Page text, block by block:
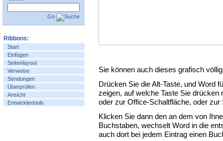
Sie können auch dieses grafisch
Drücken Sie die Alt-Taste, und Word
zeigen, auf welche Taste Sie
oder zur Office-Schaltfläche, oder
Klicken Sie dann den an dem von
Buchstaben, wechselt Word in die
auch dort bei jedem Eintrag einen
Go
Ribbons:
Start
Einfügen
Seitenlayout
Verweise
Sendungen
Überprüfen
Ansicht
Entwicklertools